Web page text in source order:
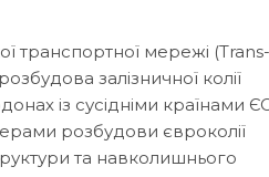
транспортної мережі (Trans-
залізничної колії
із сусідніми країнами
розбудови євроколії
та навколишнього